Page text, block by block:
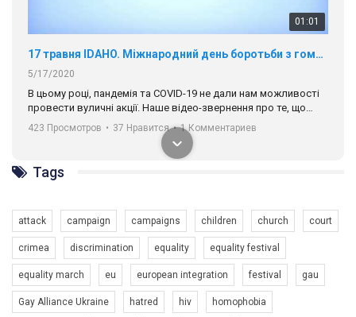
01:01
17 травня IDAHO. Міжнародний день боротьби з гомофобією трансфобією і біфобія.
5/17/2020
В цьому році, пандемія та COVІD-19 не дали нам можливості
провести вуличні акції. Наше відео-звернення про те, що
навіть коли ми у різних містах та не можемо зустрінеться, ми
разом. Ми закликаємо всіх хто поділяє цінності рівності та
солідарності, приєднатися до нас. Регіональні підрозділи
ГАУ є в 16 областях України.
Разом наш голос лунає гучніше!
423 Просмотров • 37 Нравится • 1 Комментариев
Tags
attack campaign campaigns children church court
crimea discrimination equality equality festival
equality march eu european integration festival gau
Gay Alliance Ukraine hatred hiv homophobia